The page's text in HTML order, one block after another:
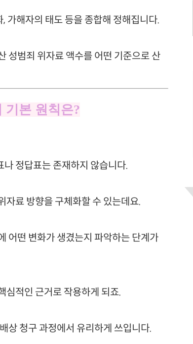
가해자의 태도 등을 종합해 정해집니다.
성범죄 위자료 액수를 어떤 기준으로 산
기본 원칙은?
정답표는 존재하지 않습니다.
자료 방향을 구체화할 수 있는데요.
어떤 변화가 생겼는지 파악하는 단계가
심적인 근거로 작용하게 되죠.
상 청구 과정에서 유리하게 쓰입니다.